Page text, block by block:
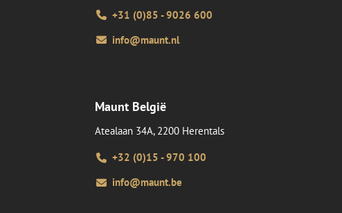
+31 (0)85 - 9026 600
info@maunt.nl
Maunt België
Atealaan 34A, 2200 Herentals
+32 (0)15 - 970 100
info@maunt.be